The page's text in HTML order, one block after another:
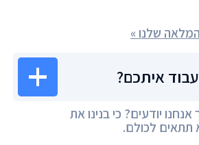
שלנו »
איתכם?
יודעים? כי בנינו את
תתאים לכולם.